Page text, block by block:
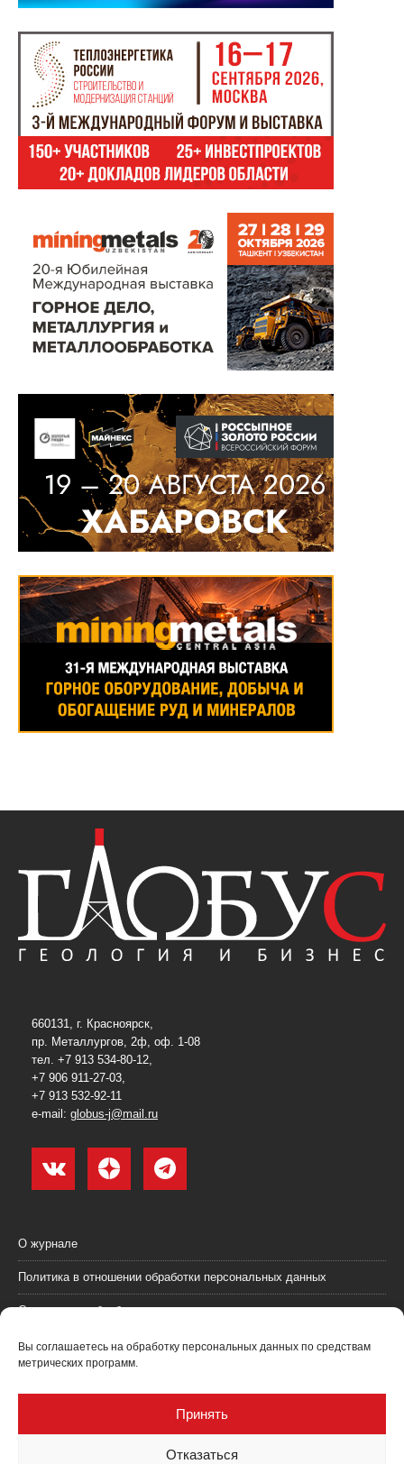
Вы соглашаетесь на обработку персональных данных по средствам
метрических программ.
Принять
Отказаться
660131, г. Красноярск,
пр. Металлургов, 2ф, оф. 1-08
тел. +7 913 534-80-12,
+7 906 911-27-03,
+7 913 532-92-11
e-mail: globus-j@mail.ru
О журнале
Политика в отношении обработки персональных данных
Согласие на обработку персональных данных
Пользовательское соглашение (оферта)